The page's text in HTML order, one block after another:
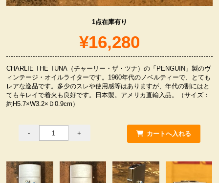
喫煙具
服飾小物雑貨
1点在庫有り
¥16,280
CHARLIE THE TUNA（チャーリー・ザ・ツナ）の「PENGUIN」製のヴ
ィンテージ・オイルライターです。1960年代のノベルティーで、とても
レアな逸品です。多少のスレや使用感等はありますが、年代の割にはと
てもキレイで着火も良好です。日本製。アメリカ直輸入品。（サイズ：
約H5.7×W3.2×Ｄ0.9cm）